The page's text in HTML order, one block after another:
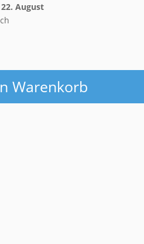
August
Warenkorb